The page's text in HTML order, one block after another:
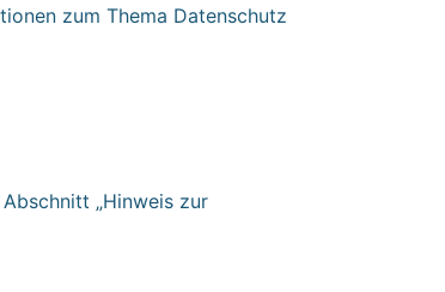
zum Thema Datenschutz
„Hinweis zur